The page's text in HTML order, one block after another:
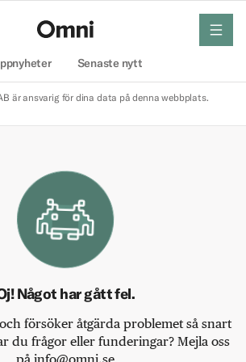
Senaste nytt
meny
är ansvarig för dina data på denna webbplats.
Något har gått fel.
försöker åtgärda problemet så snart
du frågor eller funderingar? Mejla oss